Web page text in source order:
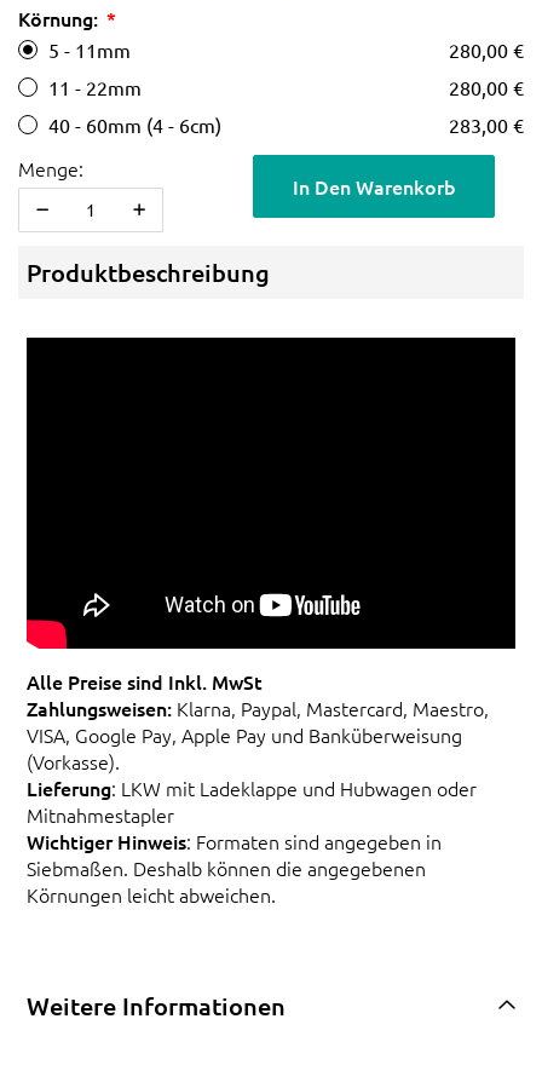
Körnung:
5 - 11mm
280,00 €
11 - 22mm
280,00 €
40 - 60mm (4 - 6cm)
283,00 €
Menge:
In Den Warenkorb
Produktbeschreibung
Alle Preise sind Inkl. MwSt
Zahlungsweisen: Klarna, Paypal, Mastercard, Maestro,
VISA, Google Pay, Apple Pay und Banküberweisung
(Vorkasse).
Lieferung: LKW mit Ladeklappe und Hubwagen oder
Mitnahmestapler
Wichtiger Hinweis: Formaten sind angegeben in
Siebmaßen. Deshalb können die angegebenen
Körnungen leicht abweichen.
Weitere Informationen